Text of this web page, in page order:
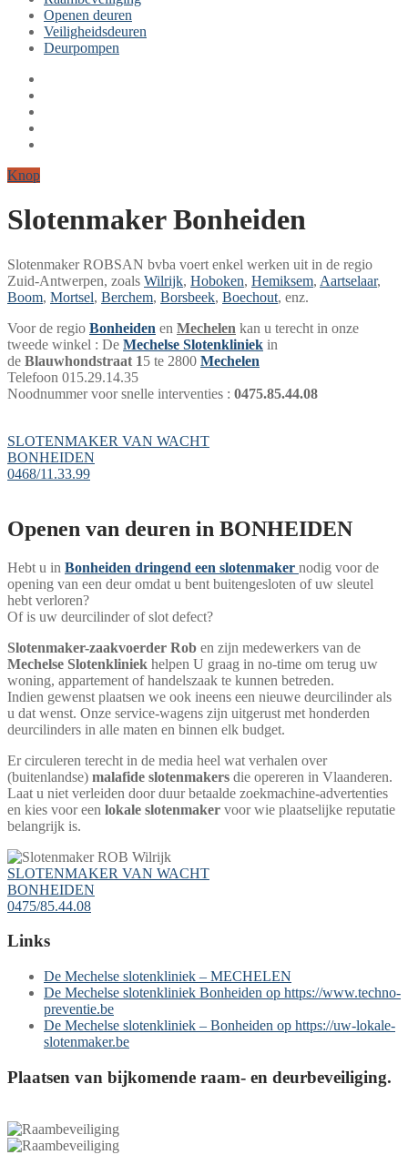
Openen deuren
Veiligheidsdeuren
Deurpompen
Knop
Slotenmaker Bonheiden
Slotenmaker ROBSAN bvba voert enkel werken uit in de regio
Zuid-Antwerpen, zoals Wilrijk, Hoboken, Hemiksem, Aartselaar,
Boom, Mortsel, Berchem, Borsbeek, Boechout, enz.
Voor de regio Bonheiden en Mechelen kan u terecht in onze
tweede winkel : De Mechelse Slotenkliniek in
de Blauwhondstraat 15 te 2800 Mechelen
Telefoon 015.29.14.35
Noodnummer voor snelle interventies : 0475.85.44.08
SLOTENMAKER VAN WACHT
BONHEIDEN
0468/11.33.99
Openen van deuren in BONHEIDEN
Hebt u in Bonheiden dringend een slotenmaker nodig voor de
opening van een deur omdat u bent buitengesloten of uw sleutel
hebt verloren?
Of is uw deurcilinder of slot defect?
Slotenmaker-zaakvoerder Rob en zijn medewerkers van de
Mechelse Slotenkliniek helpen U graag in no-time om terug uw
woning, appartement of handelszaak te kunnen betreden.
Indien gewenst plaatsen we ook ineens een nieuwe deurcilinder als
u dat wenst. Onze service-wagens zijn uitgerust met honderden
deurcilinders in alle maten en binnen elk budget.
Er circuleren terecht in de media heel wat verhalen over
(buitenlandse) malafide slotenmakers die opereren in Vlaanderen.
Laat u niet verleiden door duur betaalde zoekmachine-advertenties
en kies voor een lokale slotenmaker voor wie plaatselijke reputatie
belangrijk is.
SLOTENMAKER VAN WACHT
BONHEIDEN
0475/85.44.08
Links
De Mechelse slotenkliniek – MECHELEN
De Mechelse slotenkliniek Bonheiden op https://www.techno-
preventie.be
De Mechelse slotenkliniek – Bonheiden op https://uw-lokale-
slotenmaker.be
Plaatsen van bijkomende raam- en deurbeveiliging.